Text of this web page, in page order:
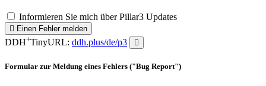
Informieren Sie mich über Pillar3 Updates
Einen Fehler melden
DDH+TinyURL: ddh.plus/de/p3
Formular zur Meldung eines Fehlers ("Bug Report")